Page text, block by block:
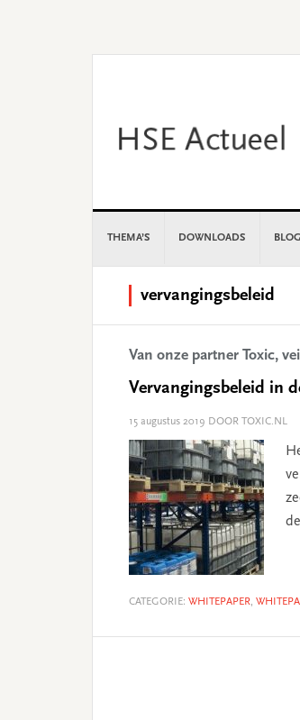
THEMA’S DOWNLOADS
vervangingsbeleid
Van onze partner Toxic,
Vervangingsbeleid in
15 augustus 2019 DOOR TOXIC.NL
CATEGORIE: WHITEPAPER,